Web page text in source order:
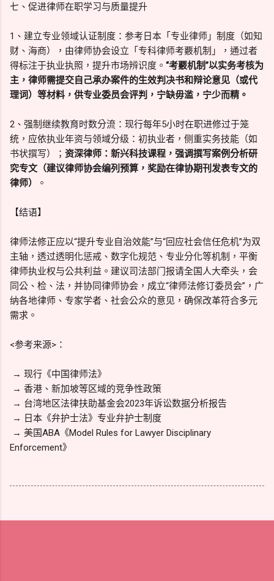
七、促进律师在职学习与质量提升
1、建立专业领域认证制度：参考日本「专业律师」制度（如知
财、海商），由律师协会设立「专科律师考覈机制」，通过者
得标注于执业执照，提升市场辨识度。 “考覈机制”以实务考核为
主，律师需提交自己承办案件的生效判决书和辩论意见（或代
理词）等材料，供专业委员会评判，宁缺毋滥，宁少而精。
2、强制继续教育时数分流：现行每年5小时在职进修过于笼
统，应依执业年资与领域分级：初执业者，侧重实务技能（如
书状撰写）； 资深律师：新兴科技课程，强调撰写案例分析研
究专文（建议律师协会编列预算，奖励在律协期刊发表专文的
律师）
。
【结语】
律师法修正应以“提升专业自治效能”与“回应社会信任危机”为双
主轴，透过透明化惩戒、数字化规范、专业分化等机制，平衡
律师执业权与公共利益。建议司法部门报请全国人大牵头，会
同公、检、法，并协同律师协会，成立“律师法修订委员会”，广
纳各地律师、专家学者、社会公众的意见，确保改革符合多元
需求。
<参考来源>：
→ 现行《中国律师法》
→ 香港、新加坡等区域的竞争性政策
→ 台湾地区法律扶助基金会2023年诉讼数据分析报告
→ 日本《弁护士法》专业弁护士制度
→ 美国ABA《Model Rules for Lawyer Disciplinary
Enforcement》